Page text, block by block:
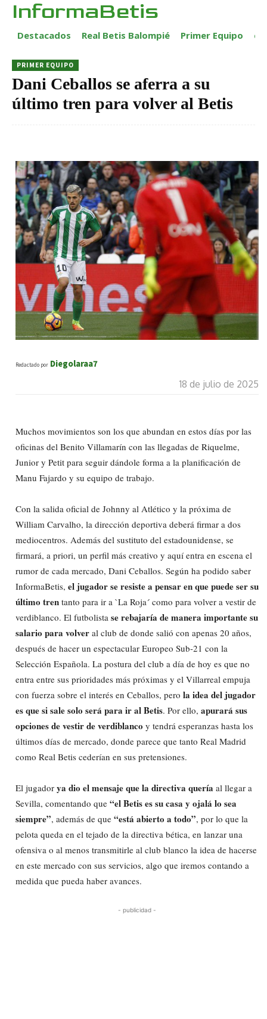
InformaBetis
Destacados Real Betis Balompié Primer Equipo
PRIMER EQUIPO
Dani Ceballos se aferra a su
último tren para volver al Betis
Redactado por Diegolaraa7
18 de julio de 2025
Muchos movimientos son los que abundan en estos días por las
oficinas del Benito Villamarín con las llegadas de Riquelme,
Junior y Petit para seguir dándole forma a la planificación de
Manu Fajardo y su equipo de trabajo.
Con la salida oficial de Johnny al Atlético y la próxima de
William Carvalho, la dirección deportiva deberá firmar a dos
mediocentros. Además del sustituto del estadounidense, se
firmará, a priori, un perfil más creativo y aquí entra en escena el
rumor de cada mercado, Dani Ceballos. Según ha podido saber
InformaBetis, el jugador se resiste a pensar en que puede ser su
último tren tanto para ir a `La Roja´ como para volver a vestir de
verdiblanco. El futbolista se rebajaría de manera importante su
salario para volver al club de donde salió con apenas 20 años,
después de hacer un espectacular Europeo Sub-21 con la
Selección Española. La postura del club a día de hoy es que no
entra entre sus prioridades más próximas y el Villarreal empuja
con fuerza sobre el interés en Ceballos, pero la idea del jugador
es que si sale solo será para ir al Betis. Por ello, apurará sus
opciones de vestir de verdiblanco y tendrá esperanzas hasta los
últimos días de mercado, donde parece que tanto Real Madrid
como Real Betis cederían en sus pretensiones.
El jugador ya dio el mensaje que la directiva quería al llegar a
Sevilla, comentando que “el Betis es su casa y ojalá lo sea
siempre”, además de que “está abierto a todo”, por lo que la
pelota queda en el tejado de la directiva bética, en lanzar una
ofensiva o al menos transmitirle al club blanco la idea de hacerse
en este mercado con sus servicios, algo que iremos contando a
medida que pueda haber avances.
- publicidad -